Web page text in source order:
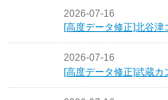
2026-07-16
[高度データ修正]北谷津
2026-07-16
[高度データ修正]武蔵